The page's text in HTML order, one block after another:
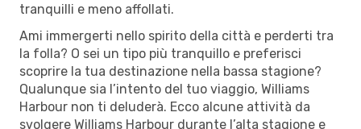
tranquilli e meno affollati.
Ami immergerti nello spirito della città e perderti tra
la folla? O sei un tipo più tranquillo e preferisci
scoprire la tua destinazione nella bassa stagione?
Qualunque sia l’intento del tuo viaggio, Williams
Harbour non ti deluderà. Ecco alcune attività da
svolgere Williams Harbour durante l’alta stagione e